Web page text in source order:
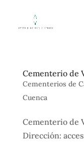
Cementerio de
Cementerios de
Cuenca
Cementerio de
Dirección: